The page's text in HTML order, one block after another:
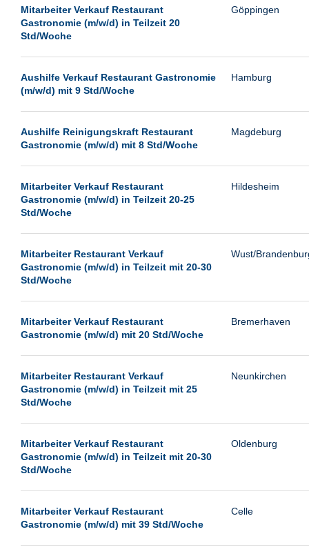
Leipzig
Leverkusen
Magdeburg
Mainz
München
Neu-Isenburg
Neubrandenburg
Neunkirchen
Oldenburg
Passau
Pforzheim
Remscheid
Schwerin
Ulm
Viernheim
Weiterstadt
Mitarbeiter Verkauf Restaurant
Gastronomie (m/w/d) in Teilzeit 20
Std/Woche
Göppingen
Aushilfe Verkauf Restaurant Gastronomie
(m/w/d) mit 9 Std/Woche
Hamburg
Aushilfe Reinigungskraft Restaurant
Gastronomie (m/w/d) mit 8 Std/Woche
Magdeburg
Mitarbeiter Verkauf Restaurant
Gastronomie (m/w/d) in Teilzeit 20-25
Std/Woche
Hildesheim
Mitarbeiter Restaurant Verkauf
Gastronomie (m/w/d) in Teilzeit mit 20-30
Std/Woche
Wust/
Mitarbeiter Verkauf Restaurant
Gastronomie (m/w/d) mit 20 Std/Woche
Bremerhaven
Mitarbeiter Restaurant Verkauf
Gastronomie (m/w/d) in Teilzeit mit 25
Std/Woche
Neunkirchen
Mitarbeiter Verkauf Restaurant
Gastronomie (m/w/d) in Teilzeit mit 20-30
Std/Woche
Oldenburg
Mitarbeiter Verkauf Restaurant
Gastronomie (m/w/d) mit 39 Std/Woche
Celle